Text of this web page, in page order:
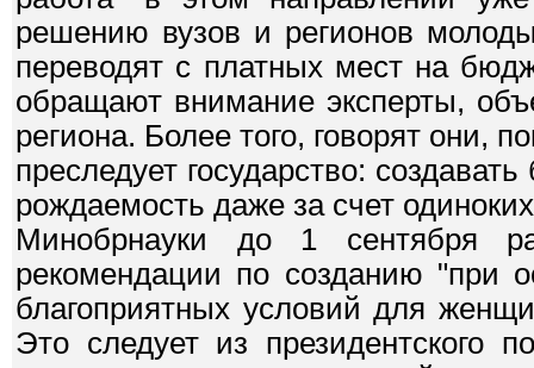
решению вузов и регионов
переводят с платных мест на
обращают внимание эксперты,
региона. Более того, говорят они,
преследует государство:
рождаемость даже за счет
Минобрнауки до 1 сентября
рекомендации по созданию "при
благоприятных условий для
Это следует из президентского